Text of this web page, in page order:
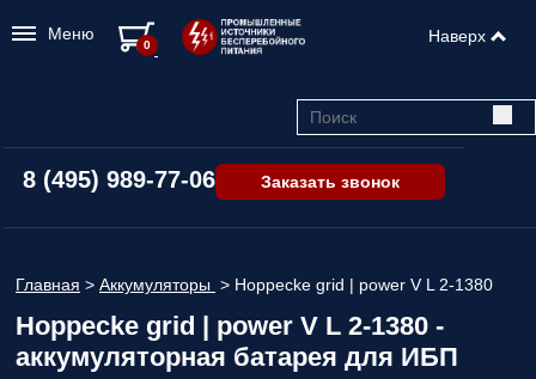
8 (495) 989-77-06 Заказать звонок
Главная > Аккумуляторы > Hoppecke grid | power V L 2-1380
Hoppecke grid | power V L 2-1380 -
аккумуляторная батарея для ИБП
Меню Наверх
0